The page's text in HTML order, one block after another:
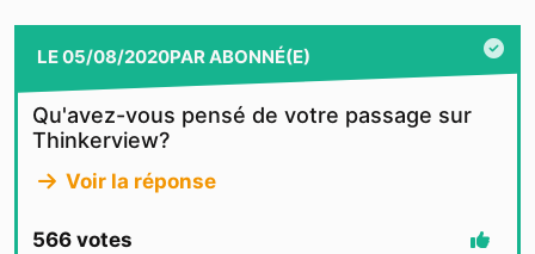
LE05/08/2020PAR ABONNÉ(E)
Qu'avez-vous pensé de votre passage sur
Thinkerview?
Voir la réponse
566 votes